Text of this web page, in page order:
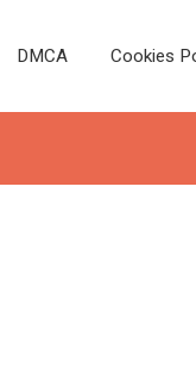
DMCA Cookies